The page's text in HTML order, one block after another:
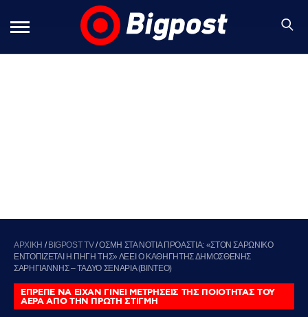
ΑΡΧΙΚΗ / BIGPOST TV/ΟΣΜΗ ΣΤΑ ΝΟΤΙΑ ΠΡΟΑΣΤΙΑ: «ΣΤΟΝ ΣΑΡΩΝΙΚΟ
ΕΝΤΟΠΙΖΕΤΑΙ Η ΠΗΓΗ ΤΗΣ» ΛΕΕΙ Ο ΚΑΘΗΓΗΤΗΣ ΔΗΜΟΣΘΕΝΗΣ
ΣΑΡΗΓΙΑΝΝΗΣ – ΤΑ ΔΥΟ ΣΕΝΑΡΙΑ (ΒΙΝΤΕΟ)
ΕΠΡΕΠΕ ΝΑ ΕΙΧΑΝ ΓΙΝΕΙ ΜΕΤΡΗΣΕΙΣ ΤΗΣ ΠΟΙΟΤΗΤΑΣ ΤΟΥ
ΑΕΡΑ ΑΠΟ ΤΗΝ ΠΡΩΤΗ ΣΤΙΓΜΗ